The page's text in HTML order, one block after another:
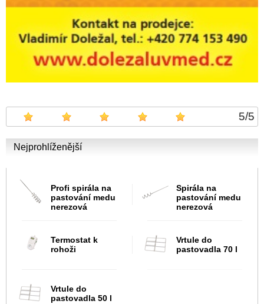
5/5
Nejprohlíženější
Profi spirála na
pastování medu
nerezová
Spirála na
pastování medu
nerezová
Termostat k
rohoži
Vrtule do
pastovadla 70 l
Vrtule do
pastovadla 50 l